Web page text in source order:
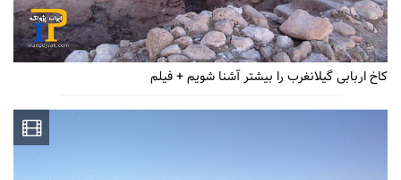
کاخ اربابی گیلانغرب را بیشتر آشنا شویم + فیلم